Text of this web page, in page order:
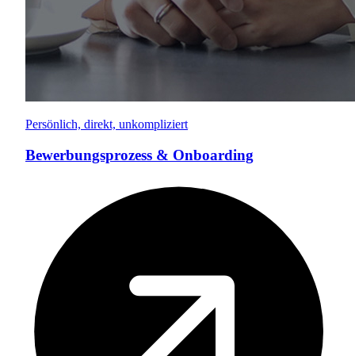
Persönlich, direkt, unkompliziert
Bewerbungsprozess & Onboarding